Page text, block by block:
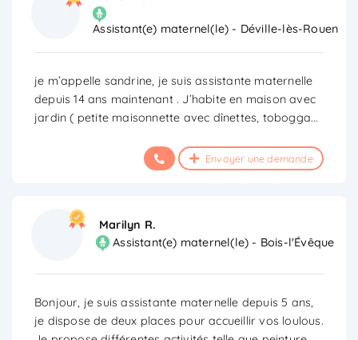
Assistant(e) maternel(le) - Déville-lès-Rouen
je m’appelle sandrine, je suis assistante maternelle
depuis 14 ans maintenant . J’habite en maison avec
jardin ( petite maisonnette avec dînettes, tobogga...
Envoyer une demande
Marilyn R.
Assistant(e) maternel(le) - Bois-l'Évêque
Bonjour, je suis assistante maternelle depuis 5 ans,
je dispose de deux places pour accueillir vos loulous.